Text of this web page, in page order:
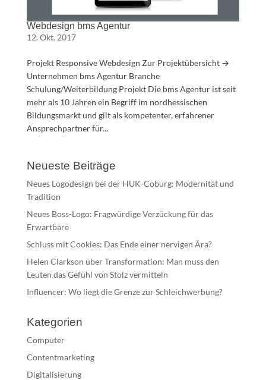
Webdesign bms Agentur
12. Okt. 2017
Projekt Responsive Webdesign Zur Projektübersicht →
Unternehmen bms Agentur Branche
Schulung/Weiterbildung Projekt Die bms Agentur ist seit
mehr als 10 Jahren ein Begriff im nordhessischen
Bildungsmarkt und gilt als kompetenter, erfahrener
Ansprechpartner für...
Neueste Beiträge
Neues Logodesign bei der HUK-Coburg: Modernität und
Tradition
Neues Boss-Logo: Fragwürdige Verzückung für das
Erwartbare
Schluss mit Cookies: Das Ende einer nervigen Ära?
Helen Clarkson über Transformation: Man muss den
Leuten das Gefühl von Stolz vermitteln
Influencer: Wo liegt die Grenze zur Schleichwerbung?
Kategorien
Computer
Contentmarketing
Digitalisierung